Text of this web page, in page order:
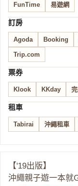
FunTime 易遊網
訂房
Agoda Booking
Trip.com
票券
Klook KKday
租車
Tabirai 沖繩租車
【'19出版】
沖繩親子遊一本就